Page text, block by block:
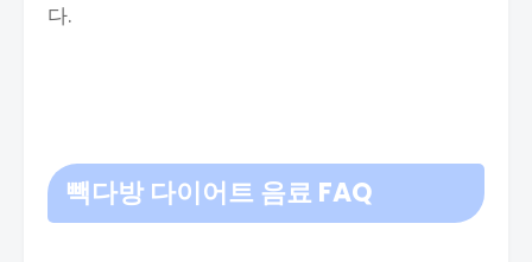
다.
빽다방 다이어트 음료 FAQ